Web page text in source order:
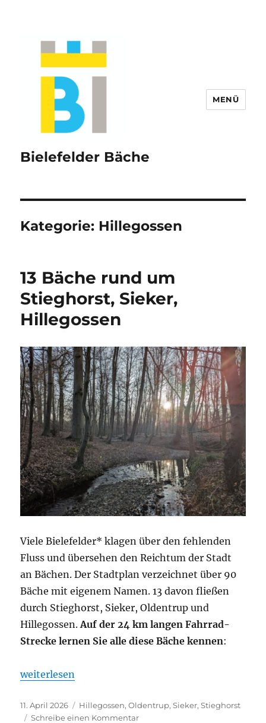
Bielefelder Bäche
MENÜ
Kategorie: Hillegossen
13 Bäche rund um
Stieghorst, Sieker,
Hillegossen
Viele Bielefelder* klagen über den fehlenden
Fluss und übersehen den Reichtum der Stadt
an Bächen. Der Stadtplan verzeichnet über 90
Bäche mit eigenem Namen. 13 davon fließen
durch Stieghorst, Sieker, Oldentrup und
Hillegossen.Auf der 24 km langen Fahrrad-
Strecke lernen Sie alle diese Bäche kennen:
„13 Bäche rund um Stieghorst, Sieker, Hillegossen“
weiterlesen
Veröffentlicht
am
11. April 2026 Kategorien
Hillegossen,Oldentrup,Sieker,Stieghorst
Schreibe einen Kommentarzu